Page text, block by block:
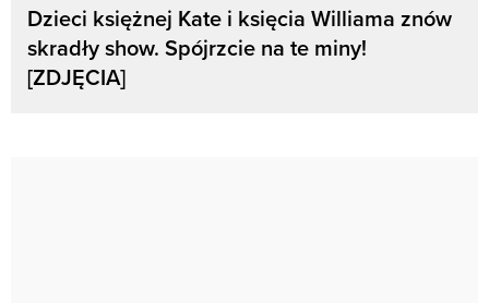
Dzieci księżnej Kate i księcia Williama znów
skradły show. Spójrzcie na te miny!
[ZDJĘCIA]